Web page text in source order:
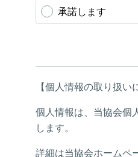
承諾します
【個人情報の取り扱い
個人情報は、当協会個
します。
詳細は当協会ホームペ